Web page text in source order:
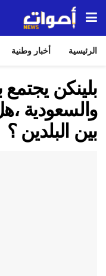
الرئيسية أخبار وطنية
بلينكن
والسعودية
بين البلدين ؟